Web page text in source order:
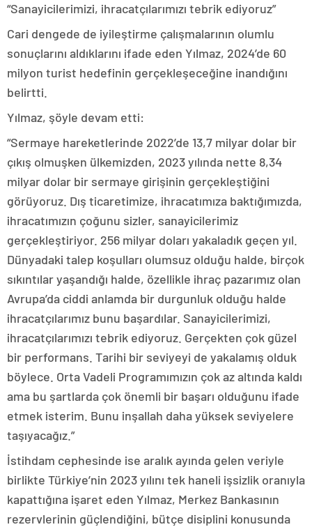
“Sanayicilerimizi, ihracatçılarımızı tebrik ediyoruz”
Cari dengede de iyileştirme çalışmalarının olumlu
sonuçlarını aldıklarını ifade eden Yılmaz, 2024’de 60
milyon turist hedefinin gerçekleşeceğine inandığını
belirtti.
Yılmaz, şöyle devam etti:
“Sermaye hareketlerinde 2022’de 13,7 milyar dolar bir
çıkış olmuşken ülkemizden, 2023 yılında nette 8,34
milyar dolar bir sermaye girişinin gerçekleştiğini
görüyoruz. Dış ticaretimize, ihracatımıza baktığımızda,
ihracatımızın çoğunu sizler, sanayicilerimiz
gerçekleştiriyor. 256 milyar doları yakaladık geçen yıl.
Dünyadaki talep koşulları olumsuz olduğu halde, birçok
sıkıntılar yaşandığı halde, özellikle ihraç pazarımız olan
Avrupa’da ciddi anlamda bir durgunluk olduğu halde
ihracatçılarımız bunu başardılar. Sanayicilerimizi,
ihracatçılarımızı tebrik ediyoruz. Gerçekten çok güzel
bir performans. Tarihi bir seviyeyi de yakalamış olduk
böylece. Orta Vadeli Programımızın çok az altında kaldı
ama bu şartlarda çok önemli bir başarı olduğunu ifade
etmek isterim. Bunu inşallah daha yüksek seviyelere
taşıyacağız.”
İstihdam cephesinde ise aralık ayında gelen veriyle
birlikte Türkiye’nin 2023 yılını tek haneli işsizlik oranıyla
kapattığına işaret eden Yılmaz, Merkez Bankasının
rezervlerinin güçlendiğini, bütçe disiplini konusunda